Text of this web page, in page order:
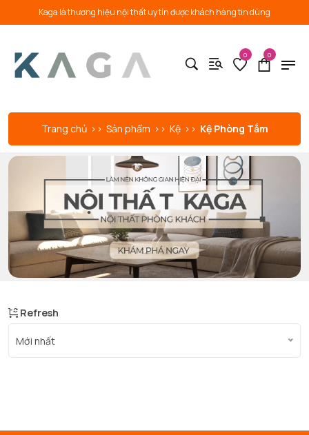
Kaga là thương hiệu nội thất uy tín được khách hàng tin dùng
0 0
Trang chủ Sản phẩm Kệ Kệ Phòng Tắm
Refresh
Mới nhất